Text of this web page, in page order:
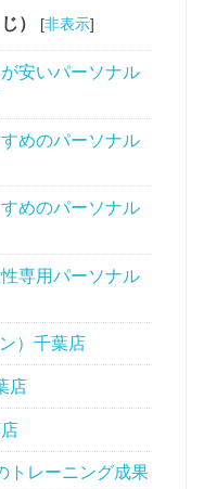
） [非表示]
安いパーソナル
めのパーソナル
めのパーソナル
専用パーソナル
）千葉店
店
トレーニング成果